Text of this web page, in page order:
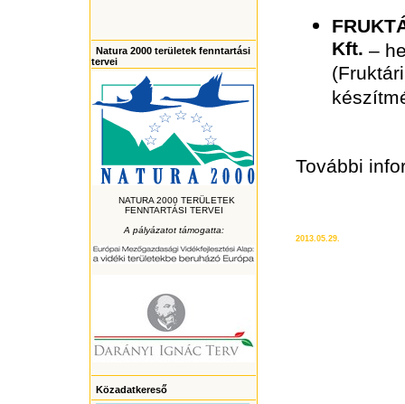
Natura 2000 területek fenntartási
tervei
NATURA 2000 TERÜLETEK
FENNTARTÁSI TERVEI
A pályázatot támogatta:
Közadatkereső
Kft. –
További
2013.05.29.